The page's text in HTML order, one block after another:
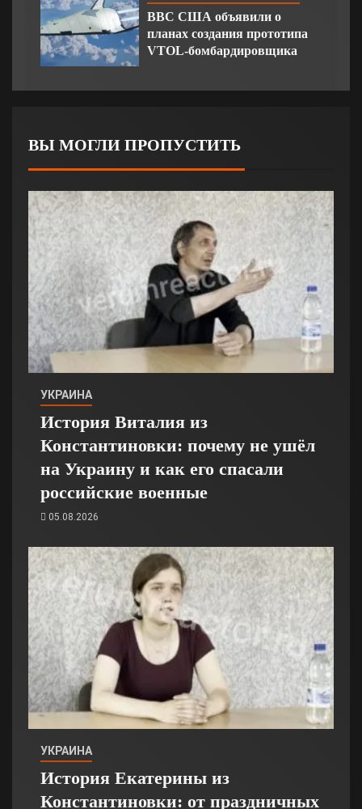
ВВС США объявили о
планах создания прототипа
VTOL-бомбардировщика
ВЫ МОГЛИ ПРОПУСТИТЬ
УКРАИНА
История Виталия из
Константиновки: почему не ушёл
на Украину и как его спасали
российские военные
05.08.2026
УКРАИНА
История Екатерины из
Константиновки: от праздничных